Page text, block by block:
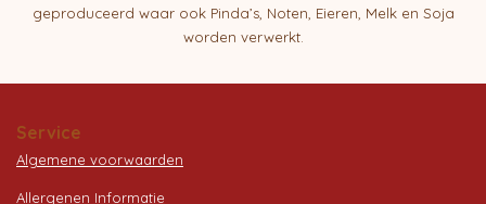
geproduceerd waar ook Pinda’s, Noten, Eieren, Melk en Soja
worden verwerkt.
Service
Algemene voorwaarden
Allergenen Informatie